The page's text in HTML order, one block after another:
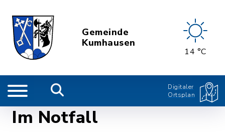
Gemeinde
Kumhausen
14 °C
Digitaler
Ortsplan
Im Notfall